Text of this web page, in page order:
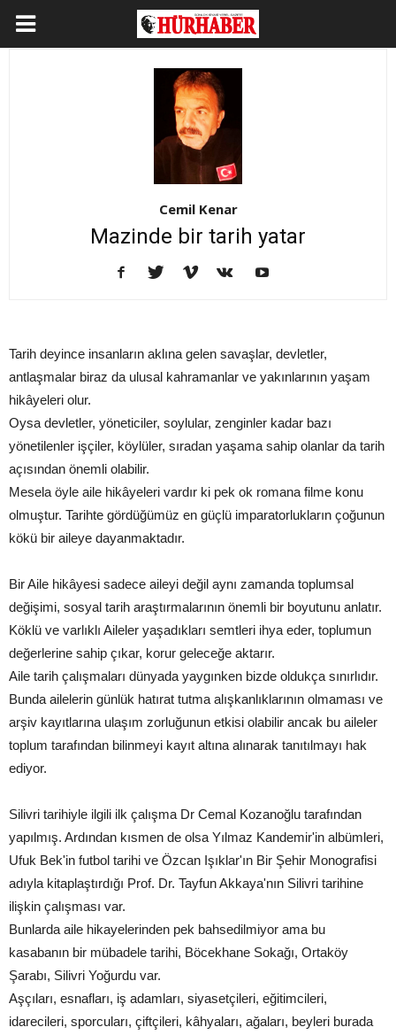
Cemil Kenar
Mazinde bir tarih yatar
Tarih deyince insanların aklına gelen savaşlar, devletler,
antlaşmalar biraz da ulusal kahramanlar ve yakınlarının yaşam
hikâyeleri olur.
Oysa devletler, yöneticiler, soylular, zenginler kadar bazı
yönetilenler işçiler, köylüler, sıradan yaşama sahip olanlar da tarih
açısından önemli olabilir.
Mesela öyle aile hikâyeleri vardır ki pek ok romana filme konu
olmuştur. Tarihte gördüğümüz en güçlü imparatorlukların çoğunun
kökü bir aileye dayanmaktadır.
Bir Aile hikâyesi sadece aileyi değil aynı zamanda toplumsal
değişimi, sosyal tarih araştırmalarının önemli bir boyutunu anlatır.
Köklü ve varlıklı Aileler yaşadıkları semtleri ihya eder, toplumun
değerlerine sahip çıkar, korur geleceğe aktarır.
Aile tarih çalışmaları dünyada yaygınken bizde oldukça sınırlıdır.
Bunda ailelerin günlük hatırat tutma alışkanlıklarının olmaması ve
arşiv kayıtlarına ulaşım zorluğunun etkisi olabilir ancak bu aileler
toplum tarafından bilinmeyi kayıt altına alınarak tanıtılmayı hak
ediyor.
Silivri tarihiyle ilgili ilk çalışma Dr Cemal Kozanoğlu tarafından
yapılmış. Ardından kısmen de olsa Yılmaz Kandemir'in albümleri,
Ufuk Bek'in futbol tarihi ve Özcan Işıklar'ın Bir Şehir Monografisi
adıyla kitaplaştırdığı Prof. Dr. Tayfun Akkaya'nın Silivri tarihine
ilişkin çalışması var.
Bunlarda aile hikayelerinden pek bahsedilmiyor ama bu
kasabanın bir mübadele tarihi, Böcekhane Sokağı, Ortaköy
Şarabı, Silivri Yoğurdu var.
Aşçıları, esnafları, iş adamları, siyasetçileri, eğitimcileri,
idarecileri, sporcuları, çiftçileri, kâhyaları, ağaları, beyleri burada